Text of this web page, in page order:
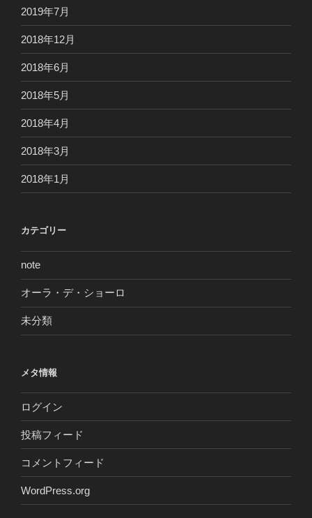
2019年7月
2018年12月
2018年6月
2018年5月
2018年4月
2018年3月
2018年1月
カテゴリー
note
オーラ・デ・ショーロ
未分類
メタ情報
ログイン
投稿フィード
コメントフィード
WordPress.org